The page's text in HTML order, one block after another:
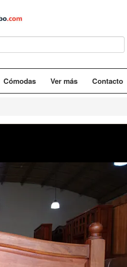
Cómodas Ver más Contacto